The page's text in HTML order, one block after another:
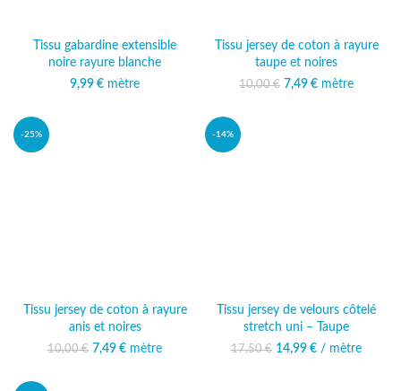
Tissu gabardine extensible
noire rayure blanche
9,99 € mètre
Tissu jersey de coton à rayure
taupe et noires
10,00€ Le prix initial était :
7,49 €
Le prix
mètre
-25%
Tissu jersey de coton à rayure
anis et noires
10,00€ Le prix initial était :
7,49 €
Le prix
mètre
-14%
Tissu jersey de velours côtelé
stretch uni – Taupe
17,50€
Le prix initial était :
14,99 €
Le prix
/ mètre